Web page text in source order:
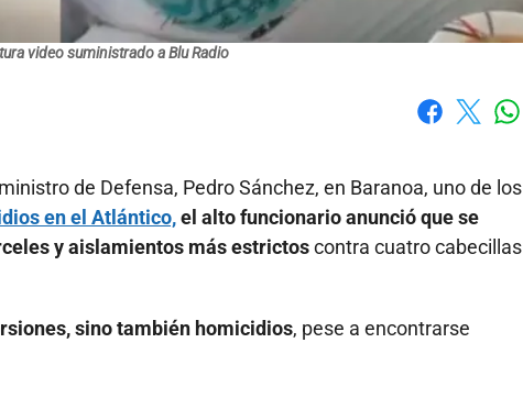
video suministrado a Blu Radio
de Defensa, Pedro Sánchez, en Baranoa, uno de los
en el Atlántico,el alto funcionario anunció que se
y aislamientos más estrictoscontra cuatro cabecillas
sino también homicidios, pese a encontrarse